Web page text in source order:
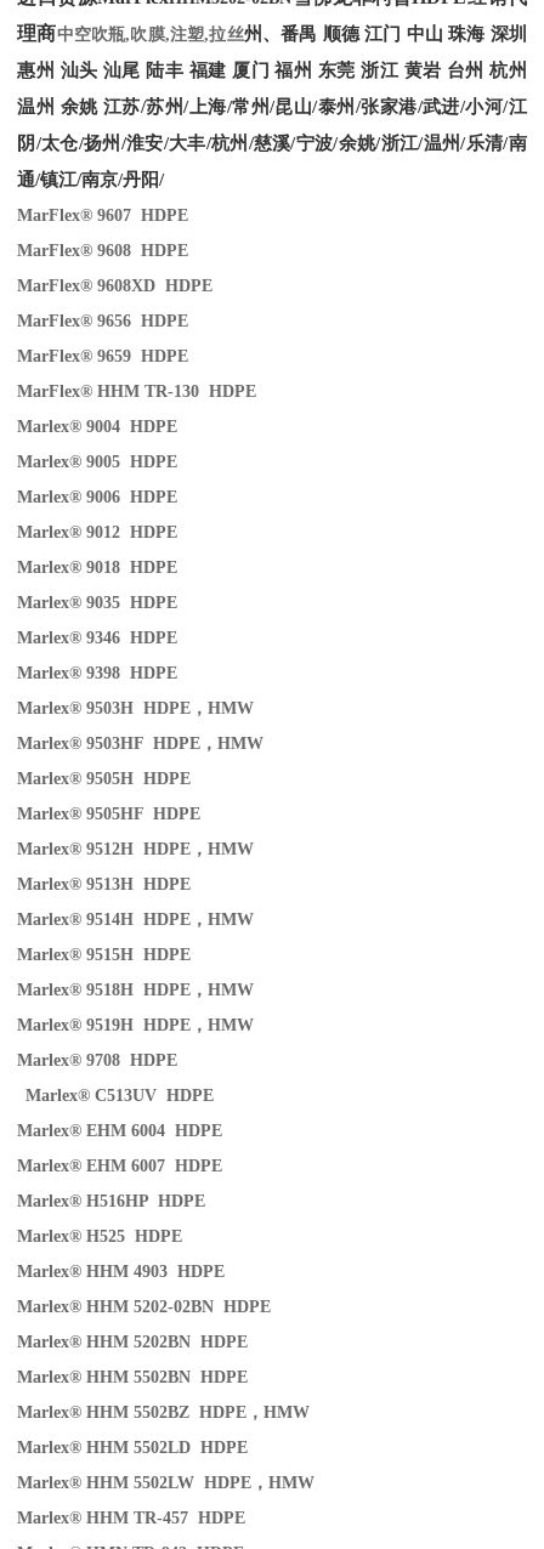
理商中空吹瓶,吹膜,注塑,拉丝州、番禺 顺德 江门 中山 珠海 深圳
惠州 汕头 汕尾 陆丰 福建 厦门 福州 东莞 浙江 黄岩 台州 杭州
温州 余姚 江苏/苏州/上海/常州/昆山/泰州/张家港/武进/小河/江
阴/太仓/扬州/淮安/大丰/杭州/慈溪/宁波/余姚/浙江/温州/乐清/南
通/镇江/南京/丹阳/
MarFlex® 9607 HDPE
MarFlex® 9608 HDPE
MarFlex® 9608XD HDPE
MarFlex® 9656 HDPE
MarFlex® 9659 HDPE
MarFlex® HHM TR-130 HDPE
Marlex® 9004 HDPE
Marlex® 9005 HDPE
Marlex® 9006 HDPE
Marlex® 9012 HDPE
Marlex® 9018 HDPE
Marlex® 9035 HDPE
Marlex® 9346 HDPE
Marlex® 9398 HDPE
Marlex® 9503H HDPE ，HMW
Marlex® 9503HF HDPE ，HMW
Marlex® 9505H HDPE
Marlex® 9505HF HDPE
Marlex® 9512H HDPE ，HMW
Marlex® 9513H HDPE
Marlex® 9514H HDPE ，HMW
Marlex® 9515H HDPE
Marlex® 9518H HDPE ，HMW
Marlex® 9519H HDPE ，HMW
Marlex® 9708 HDPE
Marlex® C513UV HDPE
Marlex® EHM 6004 HDPE
Marlex® EHM 6007 HDPE
Marlex® H516HP HDPE
Marlex® H525 HDPE
Marlex® HHM 4903 HDPE
Marlex® HHM 5202-02BN HDPE
Marlex® HHM 5202BN HDPE
Marlex® HHM 5502BN HDPE
Marlex® HHM 5502BZ HDPE ，HMW
Marlex® HHM 5502LD HDPE
Marlex® HHM 5502LW HDPE ，HMW
Marlex® HHM TR-457 HDPE